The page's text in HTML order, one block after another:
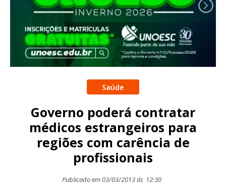
Saúde
Governo poderá contratar
médicos estrangeiros para
regiões com carência de
profissionais
Publicado em 03/03/2013 ás 12:30